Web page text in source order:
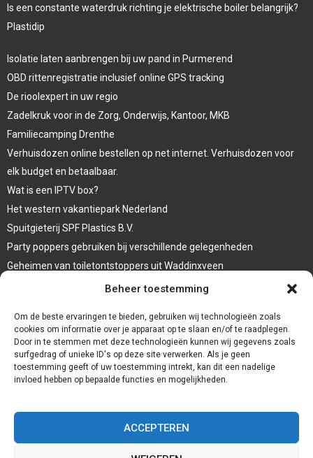
Beheer toestemming
Om de beste ervaringen te bieden, gebruiken wij technologieën zoals
cookies om informatie over je apparaat op te slaan en/of te raadplegen.
Door in te stemmen met deze technologieën kunnen wij gegevens zoals
surfgedrag of unieke ID's op deze site verwerken. Als je geen
toestemming geeft of uw toestemming intrekt, kan dit een nadelige
invloed hebben op bepaalde functies en mogelijkheden.
ACCEPTEREN
Is een constante waterdruk richting je elektrische boiler belangrijk?
Plastidip
Isolatie laten aanbrengen bij uw pand in Purmerend
OBD rittenregistratie inclusief online GPS tracking
De rioolexpert in uw regio
Zadelkruk voor in de Zorg, Onderwijs, Kantoor, MKB
Familiecamping Drenthe
Verhuisdozen online bestellen op net internet. Verhuisdozen voor
elk budget en betaalbaar.
Wat is een IPTV box?
Het western vakantiepark Nederland
Spuitgieterij SPF Plastics B.V.
Party poppers gebruiken bij verschillende gelegenheden
Geheimen van toiletontstoppers uit Waddinxveen
Vormen van terrasaankleding